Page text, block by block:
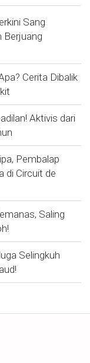
Sang
Berjuang
Cerita Dibalik
Aktivis dari
Pembalap
di Circuit de
Saling
Selingkuh